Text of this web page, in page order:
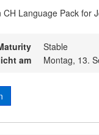
Language Pack for
Stable
am
Montag, 13.